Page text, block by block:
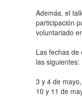
Además, el
participación
voluntariado
Las fechas de
las siguientes:
3 y 4 de
10 y 11 de